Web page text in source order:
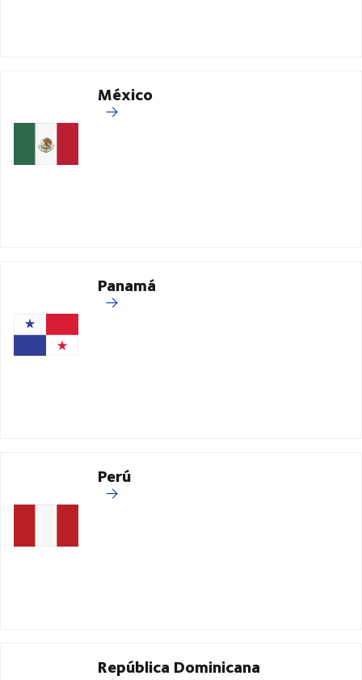
México
Panamá
Perú
República Dominicana